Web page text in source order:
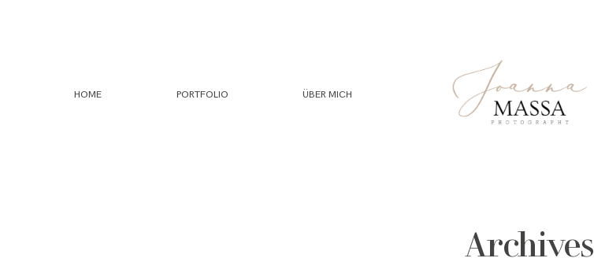
HOME PORTFOLIO ÜBER MICH
Archives